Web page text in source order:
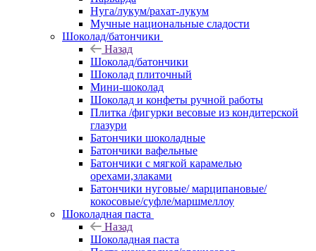
Нуга/лукум/рахат-лукум
Мучные национальные сладости
Шоколад/батончики
Назад
Шоколад/батончики
Шоколад плиточный
Мини-шоколад
Шоколад и конфеты ручной работы
Плитка /фигурки весовые из кондитерской
глазури
Батончики шоколадные
Батончики вафельные
Батончики с мягкой карамелью
орехами,злаками
Батончики нуговые/ марципановые/
кокосовые/суфле/маршмеллоу
Шоколадная паста
Назад
Шоколадная паста